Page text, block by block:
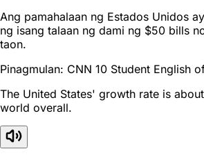
Ang pamahalaan ng Estados Unidos
ng isang talaan ng dami ng $50 bills
taon.
Pinagmulan: CNN 10 Student English
The United States' growth rate is
world overall.